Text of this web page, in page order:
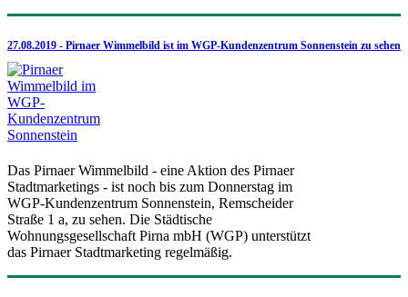
27.08.2019 - Pirnaer Wimmelbild ist im WGP-Kundenzentrum Sonnenstein zu sehen
Das Pirnaer Wimmelbild - eine Aktion des Pirnaer
Stadtmarketings - ist noch bis zum Donnerstag im
WGP-Kundenzentrum Sonnenstein, Remscheider
Straße 1 a, zu sehen. Die Städtische
Wohnungsgesellschaft Pirna mbH (WGP) unterstützt
das Pirnaer Stadtmarketing regelmäßig.